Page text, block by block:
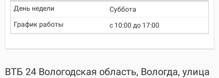
Суббота
c 10:00 до 17:00
ВТБ 24 Вологодская область, Вологда, улица